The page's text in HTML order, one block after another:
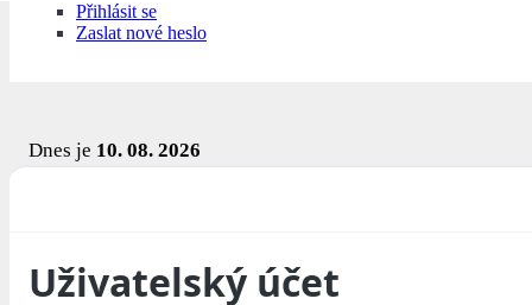
Přihlásit se
Zaslat nové heslo
Dnes je 10. 08. 2026
Uživatelský účet